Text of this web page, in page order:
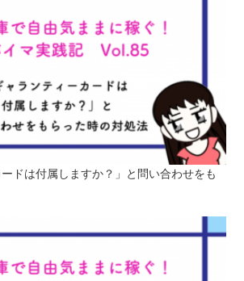
ードは付属しますか？」と問い合わせをも